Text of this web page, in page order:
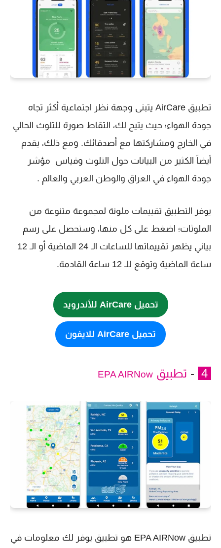
تطبيق AirCare يتبنى وجهة نظر اجتماعية أكثر تجاه
جودة الهواء؛ حيث يتيح لك، التقاط صورة للتلوث الحالي
في الخارج ومشاركتها مع أصدقائك. ومع ذلك، يقدم
أيضاً الكثير من البيانات حول التلوث وقياس مؤشر
جودة الهواء في العراق والوطن العربي والعالم .
يوفر التطبيق تقييمات ملونة لمجموعة متنوعة من
الملوثات؛ اضغط على كل منها، وستحصل على رسم
بياني يظهر تقييماتها للساعات الـ 24 الماضية أو الـ 12
ساعة الماضية وتوقع للـ 12 ساعة القادمة.
تحميل AirCare للأندرويد
تحميل AirCare للايفون
- تطبيق EPA AIRNow
تطبيق EPA AIRNow هو تطبيق يوفر لك معلومات في